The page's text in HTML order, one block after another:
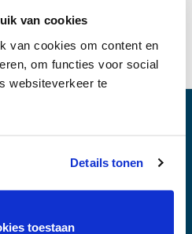
van cookies
van cookies om content en
om functies voor social
websiteverkeer te
Details tonen
toestaan